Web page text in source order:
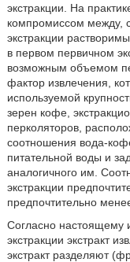
экстракции. На
компромиссом между,
экстракции
в первом первичном
возможным объемом
фактор извлечения,
используемой
зерен кофе,
перколяторов,
соотношения вода-
питательной воды и
аналогичного им.
экстракции
предпочтительно
Согласно настоящему
экстракции экстракт
экстракт разделяют